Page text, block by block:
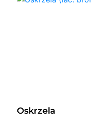
Oskrzela